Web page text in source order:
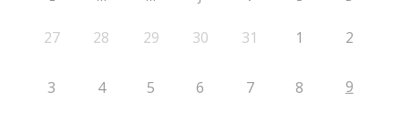
27 28 29 30 31 1 2
3 4 5 6 7 8 9